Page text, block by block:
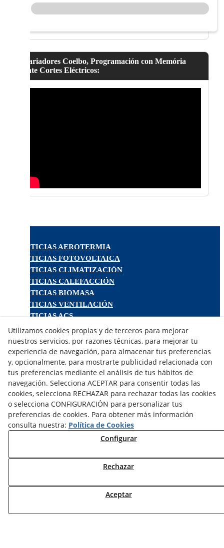
Variadores Coelbo, Programación con Memória
ante Cortes Eléctricos:
NOTICIAS AEROTERMIA
NOTICIAS FOTOVOLTAICA
NOTICIAS CLIMATIZACIÓN
NOTICIAS CALEFACCIÓN
NOTICIAS BIOMASA
NOTICIAS VENTILACIÓN
NOTICIAS ACS
TARIFAS FABRICANTES
NOVEDADES
MI CUENTA
CONTÁCTANOS
DEVOLUCIONES
TRABAJA CON NOSOTROS
POLÍTICA DE COOKIES
DERECHO DESISITIMIENTO
Utilizamos cookies propias y de terceros para mejorar
nuestros servicios, por razones técnicas, para mejorar tu
experiencia de navegación, para almacenar tus preferencias
y, opcionalmente, para mostrarte publicidad relacionada con
tus preferencias mediante el análisis de tus hábitos de
navegación. Selecciona ACEPTAR para consentir todas las
cookies, selecciona RECHAZAR para rechazar todas las cookies
o selecciona CONFIGURACIÓN para personalizar tus
preferencias de cookies. Para obtener más información
consulta nuestra: Política de Cookies
Configurar
Rechazar
Aceptar